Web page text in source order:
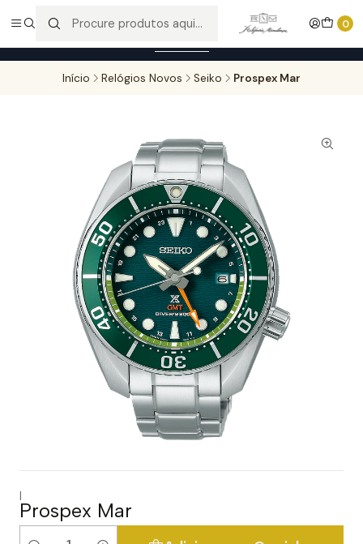
0
Entregas gratuitas para compras superiores a 100,00€ - Todas as
encomendas serão sujeitas a confirmação de stock.
Início Relógios Novos Seiko Prospex Mar
|
Prospex Mar